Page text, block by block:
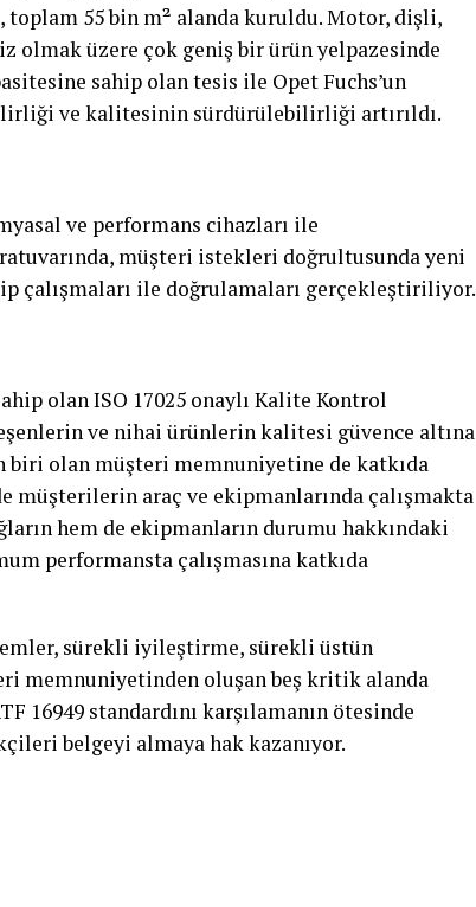
55 bin m² alanda kuruldu. Motor, dişli,
üzere çok geniş bir ürün yelpazesinde
sahip olan tesis ile Opet Fuchs’un
ve kalitesinin sürdürülebilirliği artırıldı.
ve performans cihazları ile
müşteri istekleri doğrultusunda yeni
çalışmaları ile doğrulamaları gerçekleştiriliyor.
olan ISO 17025 onaylı Kalite Kontrol
ve nihai ürünlerin kalitesi güvence altına
olan müşteri memnuniyetine de katkıda
araç ve ekipmanlarında çalışmakta
hem de ekipmanların durumu hakkındaki
performansta çalışmasına katkıda
sürekli iyileştirme, sürekli üstün
memnuniyetinden oluşan beş kritik alanda
16949 standardını karşılamanın ötesinde
belgeyi almaya hak kazanıyor.